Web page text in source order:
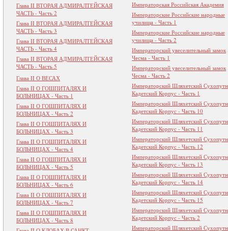
Глава II ВТОРАЯ АДМИРАЛТЕЙСКАЯ
ЧАСТЬ - Часть 2
Глава II ВТОРАЯ АДМИРАЛТЕЙСКАЯ
ЧАСТЬ - Часть 3
Глава II ВТОРАЯ АДМИРАЛТЕЙСКАЯ
ЧАСТЬ - Часть 4
Глава II ВТОРАЯ АДМИРАЛТЕЙСКАЯ
ЧАСТЬ - Часть 5
Глава II О ВЕСАХ
Глава II О ГОШПИТАЛЯХ И
БОЛЬНИЦАХ - Часть 1
Глава II О ГОШПИТАЛЯХ И
БОЛЬНИЦАХ - Часть 2
Глава II О ГОШПИТАЛЯХ И
БОЛЬНИЦАХ - Часть 3
Глава II О ГОШПИТАЛЯХ И
БОЛЬНИЦАХ - Часть 4
Глава II О ГОШПИТАЛЯХ И
БОЛЬНИЦАХ - Часть 5
Глава II О ГОШПИТАЛЯХ И
БОЛЬНИЦАХ - Часть 6
Глава II О ГОШПИТАЛЯХ И
БОЛЬНИЦАХ - Часть 7
Глава II О ГОШПИТАЛЯХ И
БОЛЬНИЦАХ - Часть 8
Императорская Российская Академия
Императорские Российские народные
училища - Часть 1
Императорские Российские народные
училища - Часть 2
Императорский увеселительный замок
Чесма - Часть 1
Императорский увеселительный замок
Чесма - Часть 2
Императорский Шляхетский
Кадетский Корпус - Часть 1
Императорский Шляхетский
Кадетский Корпус - Часть 10
Императорский Шляхетский
Кадетский Корпус - Часть 11
Императорский Шляхетский
Кадетский Корпус - Часть 12
Императорский Шляхетский
Кадетский Корпус - Часть 13
Императорский Шляхетский
Кадетский Корпус - Часть 14
Императорский Шляхетский
Кадетский Корпус - Часть 15
Императорский Шляхетский
Кадетский Корпус - Часть 2
Императорский Шляхетский